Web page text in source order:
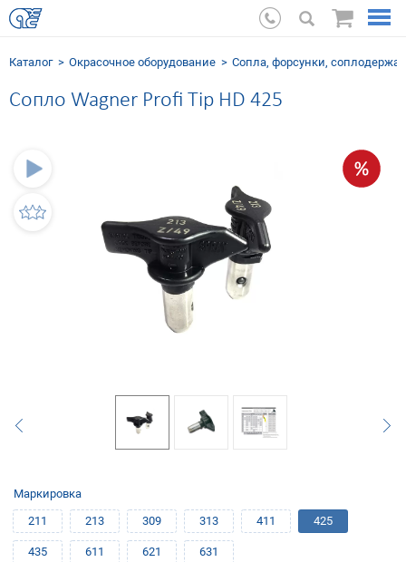
Каталог Окрасочное оборудование Cопла, форсунки,
Сопло Wagner Profi Tip HD 425
Маркировка
211
213 309 313 411 425
435 611 621 631